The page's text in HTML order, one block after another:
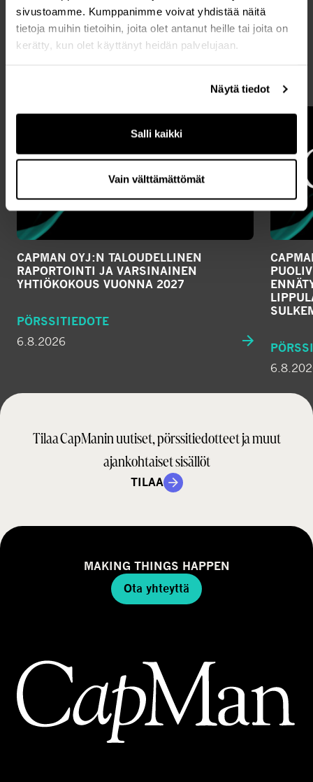
sivustoamme. Kumppanimme voivat yhdistää näitä
tietoja muihin tietoihin, joita olet antanut heille tai joita on
kerätty, kun olet käyttänyt heidän palvelujaan.
Näytä tiedot
Salli kaikki
Vain välttämättömät
Uusimmat artikkelit
KAIKKI UUTISET
CAPMAN OYJ:N TALOUDELLINEN
RAPORTOINTI JA VARSINAINEN
YHTIÖKOKOUS VUONNA 2027
PÖRSSITIEDOTE
6.8.2026
Tilaa CapManin uutiset, pörssitiedotteet ja muut
ajankohtaiset sisällöt
TILAA
MAKING THINGS HAPPEN
Ota yhteyttä